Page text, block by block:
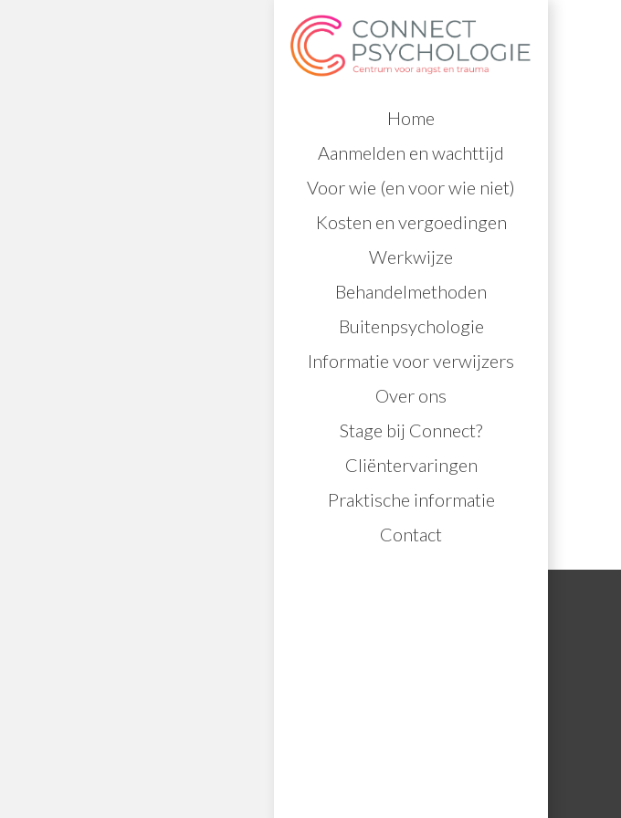
Home
Aanmelden en wachttijd
Voor wie (en voor wie niet)
Kosten en vergoedingen
Werkwijze
Behandelmethoden
Buitenpsychologie
Informatie voor verwijzers
Over ons
Stage bij Connect?
Cliëntervaringen
Praktische informatie
Contact